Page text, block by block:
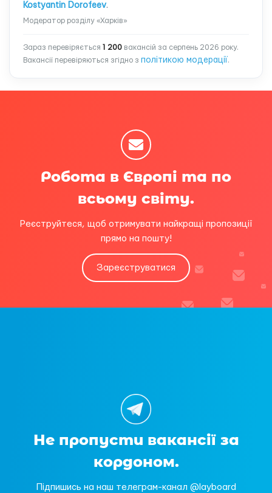
Kostyantin Dorofeev.
Модератор розділу «Харків»
Зараз перевіряється 1 200 вакансій за серпень 2026 року.
Вакансії перевіряються згідно з політикою модерації.
Робота в Європі та по
всьому світу.
Реєструйтеся, щоб отримувати найкращі пропозиції
прямо на пошту!
Зареєструватися
Не пропусти вакансії за
кордоном.
Підпишись на наш телеграм-канал @layboard